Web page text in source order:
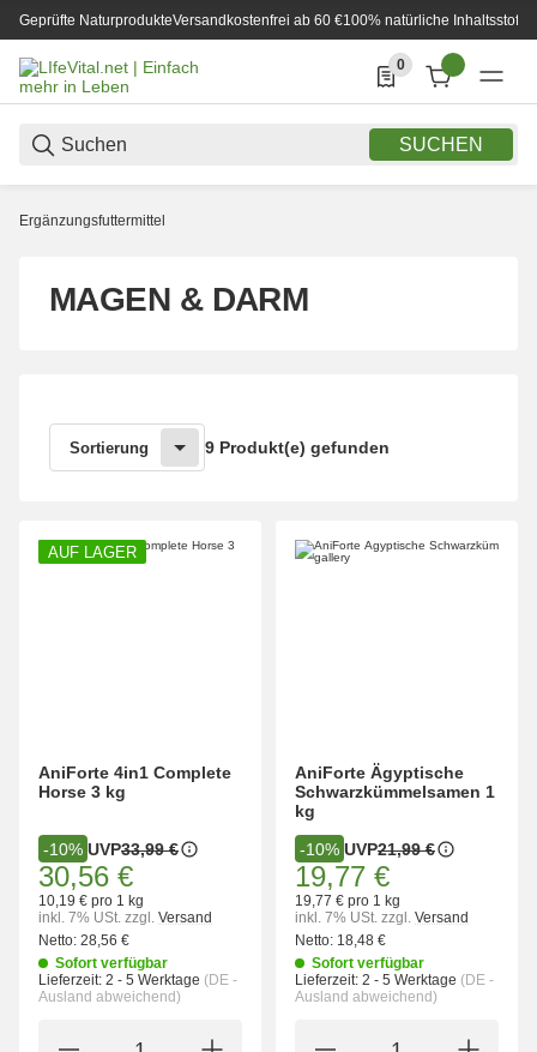
Geprüfte NaturprodukteVersandkostenfrei ab 60 €100% natürliche Inhaltsstoffe
SUCHEN
0
0 Produkte in der
Ergänzungsfuttermittel
MAGEN & DARM
Sortierung 9 Produkt(e) gefunden
AUF LAGER
AniForte 4in1 Complete
Horse 3 kg
-10% UVP33,99 €
30,56 €
10,19 € pro 1 kg
inkl. 7% USt. zzgl. Versand
Netto: 28,56 €
Sofort verfügbar
Lieferzeit: 2 - 5 Werktage (DE -
Ausland abweichend)
AniForte Ägyptische
Schwarzkümmelsamen 1
kg
-10% UVP21,99 €
19,77 €
19,77 € pro 1 kg
inkl. 7% USt. zzgl. Versand
Netto: 18,48 €
Sofort verfügbar
Lieferzeit: 2 - 5 Werktage (DE -
Ausland abweichend)